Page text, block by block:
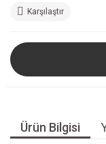
Karşılaştır
Ürün Bilgisi